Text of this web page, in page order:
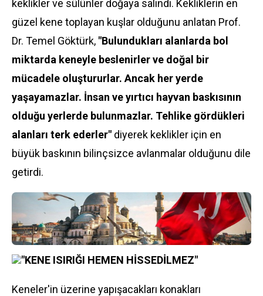
keklikler ve sülünler doğaya salındı. Kekliklerin en
güzel kene toplayan kuşlar olduğunu anlatan Prof.
Dr. Temel Göktürk, "Bulundukları alanlarda bol
miktarda keneyle beslenirler ve doğal bir
mücadele oluştururlar. Ancak her yerde
yaşayamazlar. İnsan ve yırtıcı hayvan baskısının
olduğu yerlerde bulunmazlar. Tehlike gördükleri
alanları terk ederler" diyerek keklikler için en
büyük baskının bilinçsizce avlanmalar olduğunu dile
getirdi.
"KENE ISIRIĞI HEMEN HİSSEDİLMEZ"
Keneler'in üzerine yapışacakları konakları